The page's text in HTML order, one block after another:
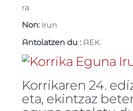
ra
Non: Irun
Antolatzen du : AEK
Korrikaren 24.
eta, ekintzaz